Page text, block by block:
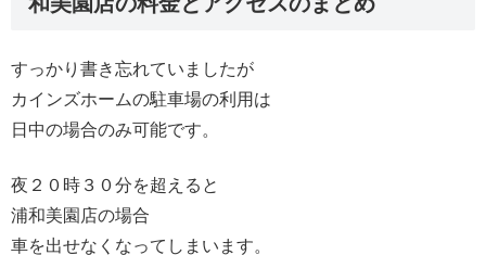
すっかり書き忘れていましたが
カインズホームの駐車場の利用は
日中の場合のみ可能です。
夜２０時３０分を超えると
浦和美園店の場合
車を出せなくなってしまいます。